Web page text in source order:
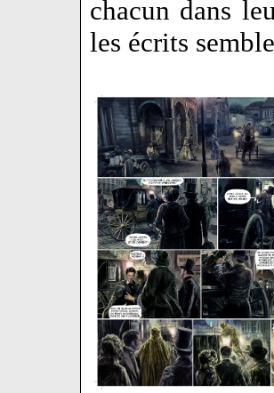
chacun dans
les écrits